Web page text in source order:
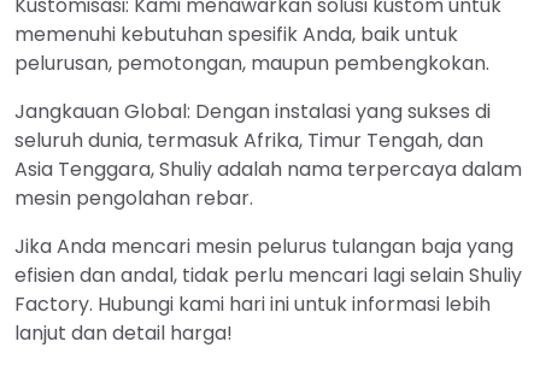
Kustomisasi: Kami menawarkan solusi kustom untuk
memenuhi kebutuhan spesifik Anda, baik untuk
pelurusan, pemotongan, maupun pembengkokan.
Jangkauan Global: Dengan instalasi yang sukses di
seluruh dunia, termasuk Afrika, Timur Tengah, dan
Asia Tenggara, Shuliy adalah nama terpercaya dalam
mesin pengolahan rebar.
Jika Anda mencari mesin pelurus tulangan baja yang
efisien dan andal, tidak perlu mencari lagi selain Shuliy
Factory. Hubungi kami hari ini untuk informasi lebih
lanjut dan detail harga!